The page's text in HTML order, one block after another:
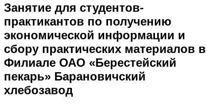
Занятие для студентов-
практикантов по получению
экономической информации и
сбору практических материалов в
Филиале ОАО «Берестейский
пекарь» Барановичский
хлебозавод